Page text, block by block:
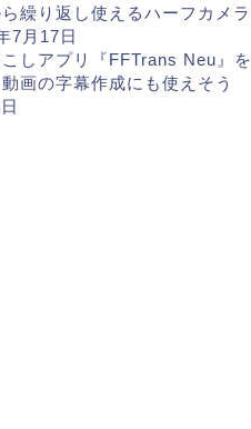
繰り返し使えるハーフカメラ
7月17日
しアプリ『FFTrans Neu』を
画の字幕作成にも使えそう